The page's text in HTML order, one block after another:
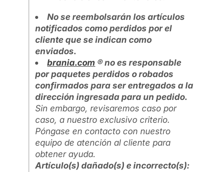
No se reembolsarán los artículos
notificados como perdidos por el
cliente que se indican como
enviados.
brania.com ® no es responsable
por paquetes perdidos o robados
confirmados para ser entregados a la
dirección ingresada para un pedido.
Sin embargo, revisaremos caso por
caso, a nuestro exclusivo criterio.
Póngase en contacto con nuestro
equipo de atención al cliente para
obtener ayuda.
Artículo(s) dañado(s) e incorrecto(s):